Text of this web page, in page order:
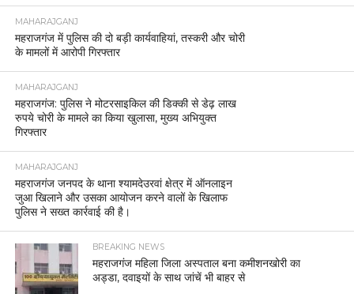
MAHARAJGANJ
महराजगंज में पुलिस की दो बड़ी कार्यवाहियां, तस्करी और चोरी
के मामलों में आरोपी गिरफ्तार
MAHARAJGANJ
महराजगंज: पुलिस ने मोटरसाइकिल की डिक्की से डेढ़ लाख
रुपये चोरी के मामले का किया खुलासा, मुख्य अभियुक्त
गिरफ्तार
MAHARAJGANJ
महराजगंज जनपद के थाना श्यामदेउरवां क्षेत्र में ऑनलाइन
जुआ खिलाने और उसका आयोजन करने वालों के खिलाफ
पुलिस ने सख्त कार्रवाई की है।
BREAKING NEWS
महराजगंज महिला जिला अस्पताल बना कमीशनखोरी का
अड्डा, दवाइयों के साथ जांचें भी बाहर से